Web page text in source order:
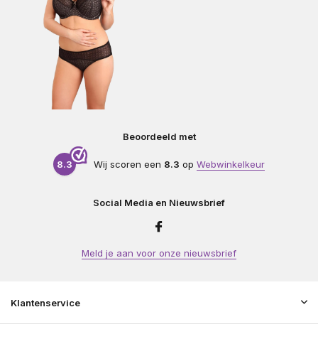
Beoordeeld met
8.3 Wij scoren een 8.3 op Webwinkelkeur
Social Media en Nieuwsbrief
Meld je aan voor onze nieuwsbrief
Klantenservice